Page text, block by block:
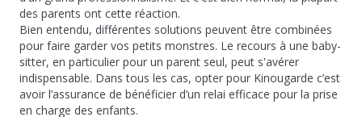
des parents ont cette réaction.
Bien entendu, différentes solutions peuvent être combinées
pour faire garder vos petits monstres. Le recours à une baby-
sitter, en particulier pour un parent seul, peut s'avérer
indispensable. Dans tous les cas, opter pour Kinougarde c’est
avoir l’assurance de bénéficier d’un relai efficace pour la prise
en charge des enfants.